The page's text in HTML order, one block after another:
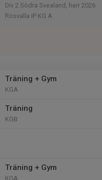
Div 2 Södra Svealand, herr 2026
Rosvalla IP KG A
Träning + Gym
KGA
Träning
KGB
Träning + Gym
KGA